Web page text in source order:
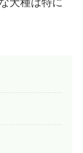
犬種は特に